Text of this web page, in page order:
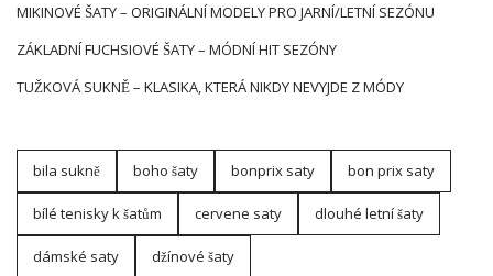
MIKINOVÉ ŠATY – ORIGINÁLNÍ MODELY PRO JARNÍ/LETNÍ SEZÓNU
ZÁKLADNÍ FUCHSIOVÉ ŠATY – MÓDNÍ HIT SEZÓNY
TUŽKOVÁ SUKNĚ – KLASIKA, KTERÁ NIKDY NEVYJDE Z MÓDY
bila sukně boho šaty bonprix saty bon prix saty
bílé tenisky k šatům cervene saty dlouhé letní šaty
dámské saty džínové šaty